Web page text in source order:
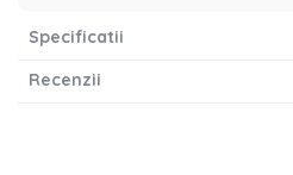
Specificatii
Recenzii